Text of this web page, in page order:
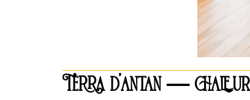
Terra d’antan—